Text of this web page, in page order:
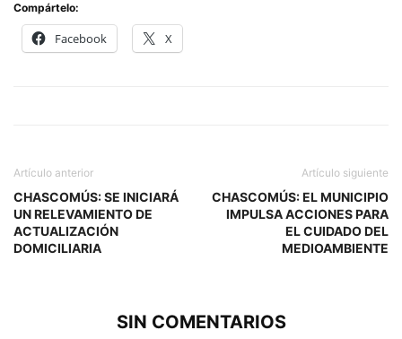
Compártelo:
Facebook X
Artículo anterior
CHASCOMÚS: SE INICIARÁ
UN RELEVAMIENTO DE
ACTUALIZACIÓN
DOMICILIARIA
Artículo siguiente
CHASCOMÚS: EL MUNICIPIO
IMPULSA ACCIONES PARA
EL CUIDADO DEL
MEDIOAMBIENTE
SIN COMENTARIOS